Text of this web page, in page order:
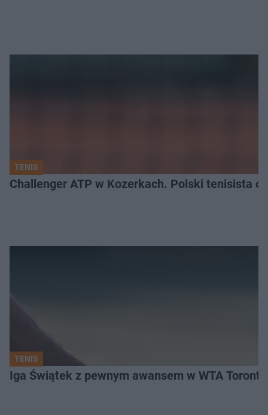
TENIS
Challenger ATP w Kozerkach. Polski tenisista
TENIS
Iga Świątek z pewnym awansem w WTA